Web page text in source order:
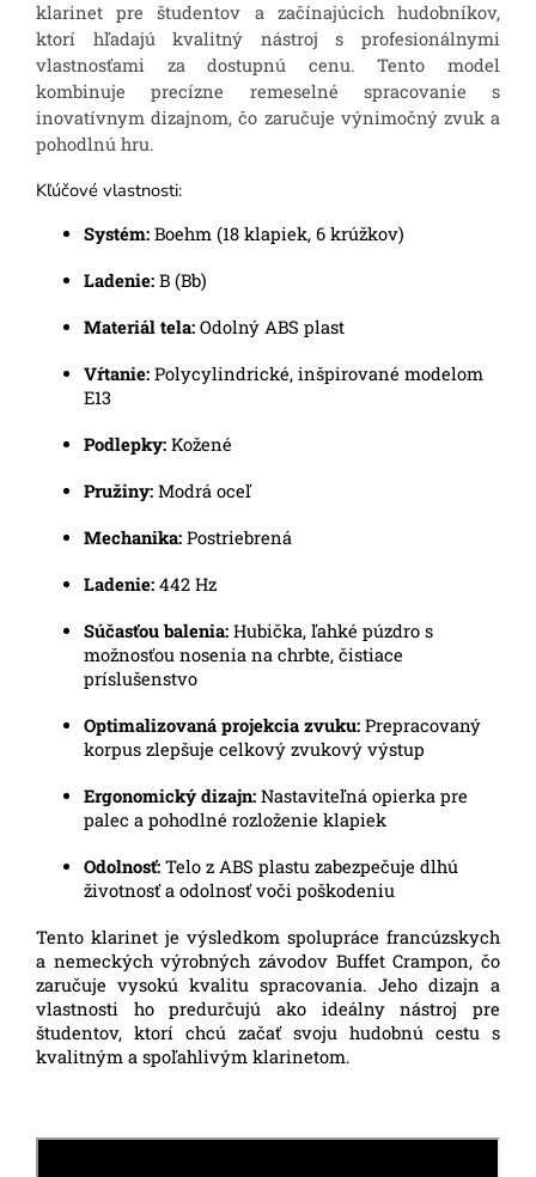
klarinet pre študentov a začínajúcich hudobníkov,
ktorí hľadajú kvalitný nástroj s profesionálnymi
vlastnosťami za dostupnú cenu.
Tento model
kombinuje precízne remeselné spracovanie s
inovatívnym dizajnom, čo zaručuje výnimočný zvuk a
pohodlnú hru.
Kľúčové vlastnosti:
Systém: Boehm (18 klapiek, 6 krúžkov)
Ladenie: B (Bb)
Materiál tela: Odolný ABS plast
Vŕtanie: Polycylindrické, inšpirované modelom
E13
Podlepky: Kožené
Pružiny: Modrá oceľ
Mechanika: Postriebrená
Ladenie: 442 Hz
Súčasťou balenia: Hubička, ľahké púzdro s
možnosťou nosenia na chrbte, čistiace
príslušenstvo
Optimalizovaná projekcia zvuku: Prepracovaný
korpus zlepšuje celkový zvukový výstup
Ergonomický dizajn: Nastaviteľná opierka pre
palec a pohodlné rozloženie klapiek
Odolnosť: Telo z ABS plastu zabezpečuje dlhú
životnosť a odolnosť voči poškodeniu
Tento klarinet je výsledkom spolupráce francúzskych
a nemeckých výrobných závodov Buffet Crampon, čo
zaručuje vysokú kvalitu spracovania. Jeho dizajn a
vlastnosti ho predurčujú ako ideálny nástroj pre
študentov, ktorí chcú začať svoju hudobnú cestu s
kvalitným a spoľahlivým klarinetom.